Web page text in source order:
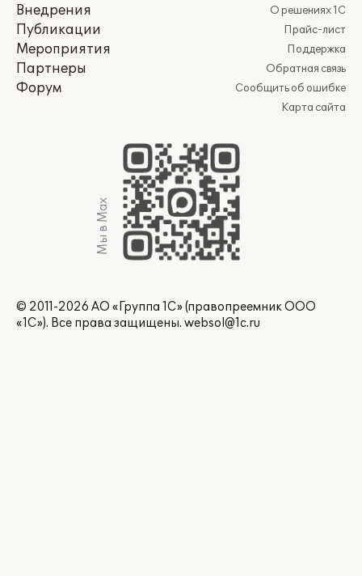
Внедрения
Публикации
Мероприятия
Партнеры
Форум
О решениях 1С
Прайс-лист
Поддержка
Обратная связь
Сообщить об ошибке
Карта сайта
Мы в Max
© 2011-2026 АО «Группа 1С» (правопреемник ООО
«1С»). Все права защищены. websol@1c.ru